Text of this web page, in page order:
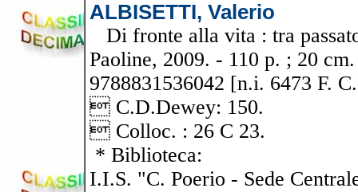
ALBISETTI, Valerio
Di fronte alla vita : tra
Paoline, 2009. - 110 p. ; 20
9788831536042 [n.i. 6473 F.
 C.D.Dewey: 150.
 Colloc. : 26 C 23.
* Biblioteca:
I.I.S. "C. Poerio - Sede